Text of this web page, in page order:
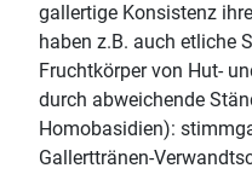
gallertige Konsistenz
haben z.B. auch etliche
Fruchtkörper von Hut-
durch abweichende
Homobasidien):
Gallerttränen-